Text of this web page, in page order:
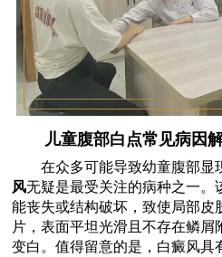
儿童腹部白点常见病因
在众多可能导致幼童腹部显
风无疑是最受关注的病种之一。
能丧失或结构破坏，致使局部皮
片，表面平坦光滑且不存在鳞屑
变白。值得留意的是，白癜风具